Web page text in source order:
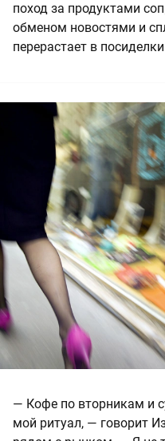
поход за продуктами
обменом новостями и
перерастает в
— Кофе по вторникам и
мой ритуал, — говорит